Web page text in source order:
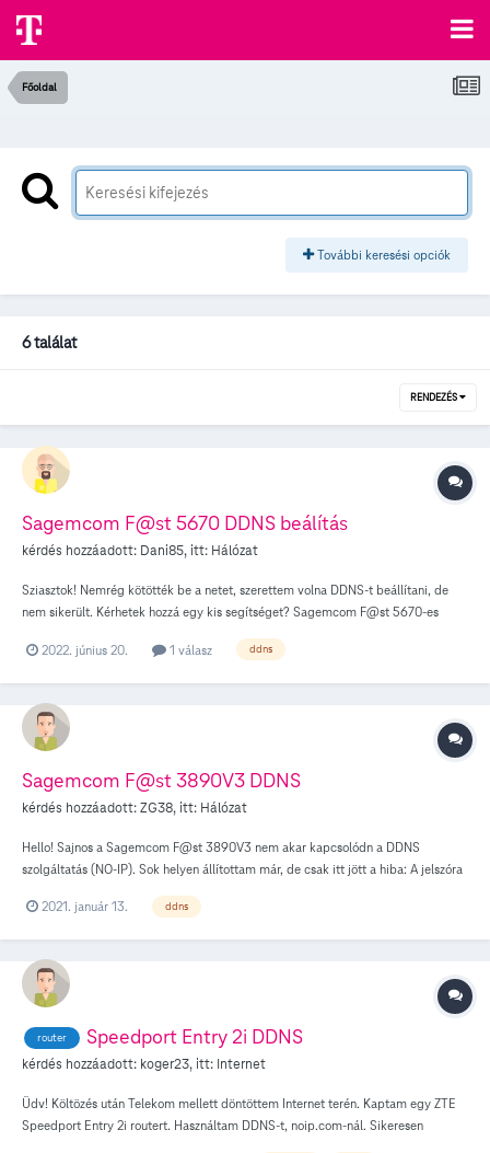
Főoldal
További keresési opciók
6 találat
RENDEZÉS
Sagemcom F@st 5670 DDNS beálítás
kérdés hozzáadott: Dani85, itt: Hálózat
Sziasztok! Nemrég kötötték be a netet, szerettem volna DDNS-t beállítani, de
nem sikerült. Kérhetek hozzá egy kis segítséget? Sagemcom F@st 5670-es
keresztül fog működni, mert csak kliens van az eszközben. Egy NAS eléréséhez
szolgáltatta a szervert hozzá). A további beállítások (port forwarding stb) elvileg
működni fog, de nem veszem rossz néven, ha esetleg adtok pár tippet ehhez az
eszközhöz. Köszi!
2022. június 20. 1 válasz ddns
Sagemcom F@st 3890V3 DDNS
kérdés hozzáadott:ZG38, itt: Hálózat
Hello! Sajnos a Sagemcom F@st 3890V3 nem akar kapcsolódn a DDNS
szolgáltatás (NO-IP). Sok helyen állítottam már, de csak itt jött a hiba: A jelszóra
Érdekes módon azonnal kiírja, nem is gondolkozik (mintha nem felelne meg
Gábor
2021. január 13. ddns
router Speedport Entry 2i DDNS
kérdés hozzáadott: koger23, itt: Internet
Üdv! Költözés után Telekom mellett döntöttem Internet terén. Kaptam egy ZTE
Speedport Entry 2i routert. Használtam DDNS-t, noip.com-nál. Sikeresen